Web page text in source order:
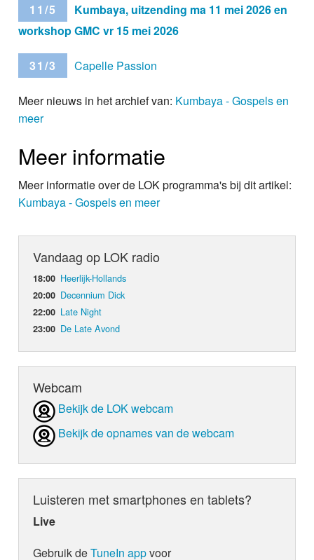
11/5
Kumbaya, uitzending ma 11 mei 2026 en
workshop GMC vr 15 mei 2026
31/3 Capelle Passion
Meer nieuws in het archief van: Kumbaya - Gospels en
meer
Meer informatie
Meer informatie over de LOK programma's bij dit artikel:
Kumbaya - Gospels en meer
Vandaag op LOK radio
18:00 Heerlijk-Hollands
20:00 Decennium Dick
22:00 Late Night
23:00 De Late Avond
Webcam
Bekijk de LOK webcam
Bekijk de opnames van de webcam
Luisteren met smartphones en tablets?
Live
Gebruik deTuneIn appvoor